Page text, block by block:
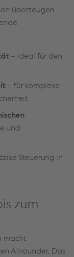
überzeugen
– ideal für den
– für komplexe
und
Steuerung in
zum
macht
Allrounder. Das